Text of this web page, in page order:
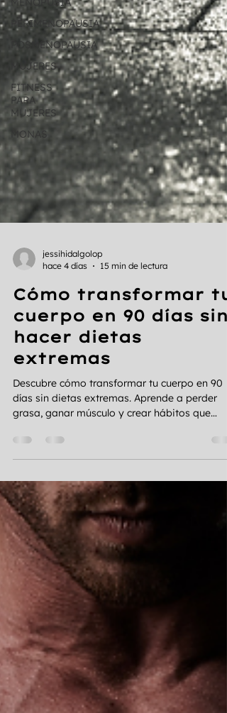
PERIMENOPAUSIA
POSMENOPAUSIA
MUJERES
FITNESS
PARA
MUJERES
MONAS
jessihidalgolop
hace 4 días
15 min de lectura
Cómo transformar tu
cuerpo en 90 días sin
hacer dietas
grasa, ganar músculo y crear hábitos que
realmente duren.